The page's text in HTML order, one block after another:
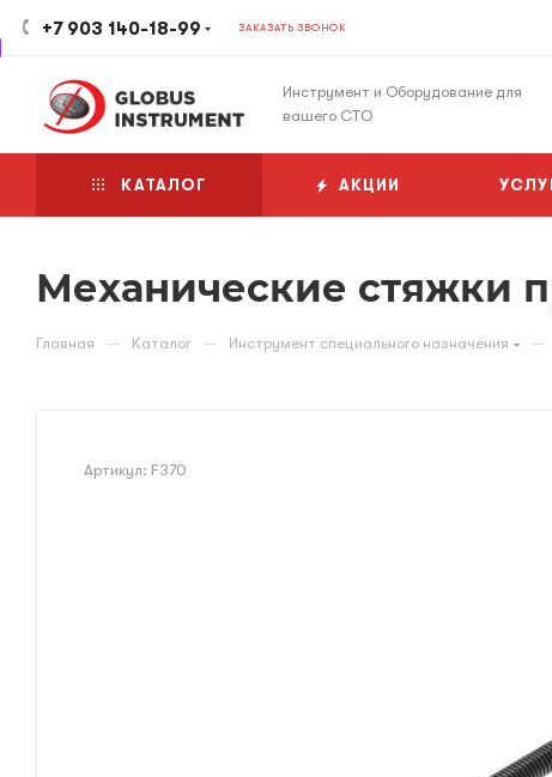
+7 903 140-18-99 ЗАКАЗАТЬ ЗВОНОК
Инструмент и Оборудование для
вашего СТО
КАТАЛОГ АКЦИИ
Механические стяжки
Главная — Каталог — Инструмент специального назначения —
Артикул: F370